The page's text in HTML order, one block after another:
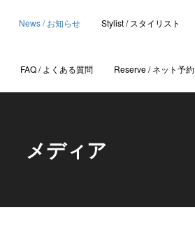
News / お知らせ Stylist / スタイリスト
FAQ / よくある質問 Reserve / ネット予約
メディア